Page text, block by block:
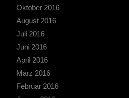
Oktober 2016
August 2016
Juli 2016
Juni 2016
April 2016
März 2016
Februar 2016